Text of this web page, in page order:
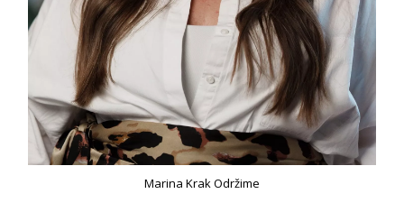
Marina Krak Održime